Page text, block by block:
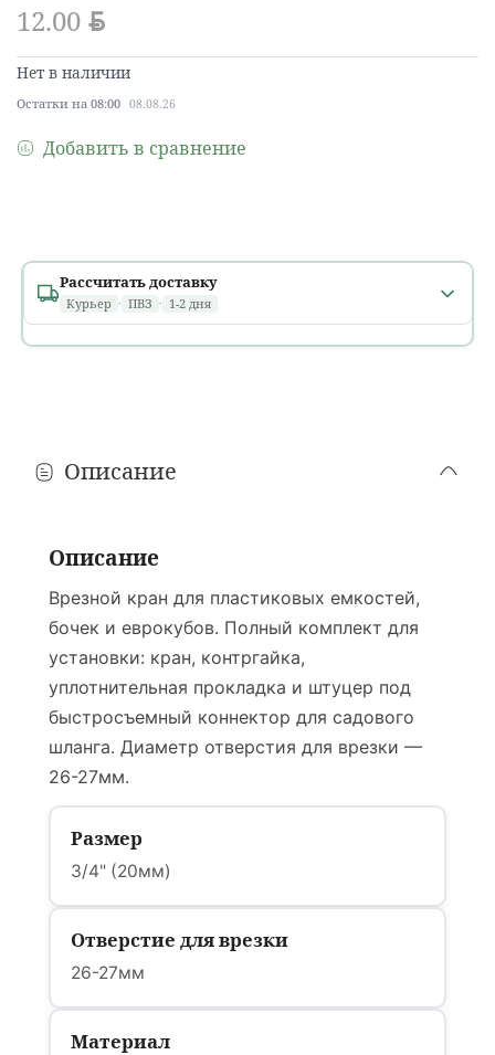
12.00 BYN
Нет в наличии
Остатки на 08:00 08.08.26
Добавить в сравнение
Рассчитать доставку
Курьер · ПВЗ · 1-2 дня
Минск и областные города
Районные города
Ориентировочно: вторник, 11 августа
Деревни и агрогородки
1–2 дня ? расчет...
Толькопн–пт· время доставки на усмотрение водителя
Ориентировочно: 11 или среда, 12 августа
Пункты выдачи (ПВЗ)
1–2 дня
расчет...
Самовывоз из
Описание
Описание
Врезной кран для пластиковых емкостей,
бочек и еврокубов. Полный комплект для
установки: кран, контргайка,
уплотнительная прокладка и штуцер под
быстросъемный коннектор для садового
шланга. Диаметр отверстия для врезки —
26-27мм.
Размер
3/4" (20мм)
Отверстие для врезки
26-27мм
Материал